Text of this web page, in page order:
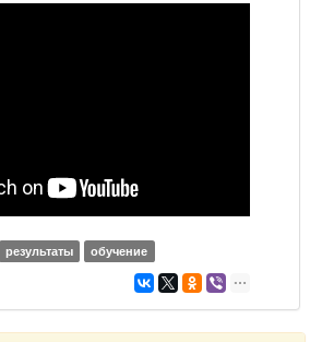
результаты обучение